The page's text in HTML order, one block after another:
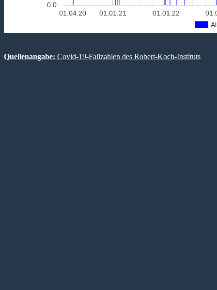
01.01.21 01.01.22
01.04.20
0.0
Quellenangabe: Covid-19-Fallzahlen des Robert-Koch-Instituts